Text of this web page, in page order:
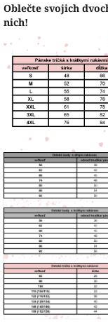
Oblečte svojich
nich!